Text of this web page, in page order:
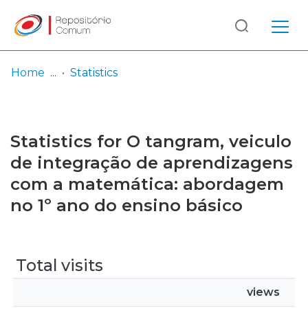
Browse repository
Entities
Log
In
(current)
Home Statistics
Statistics for O tangram, veiculo
de integração de aprendizagens
com a matemática: abordagem
no 1º ano do ensino básico
Total visits
views